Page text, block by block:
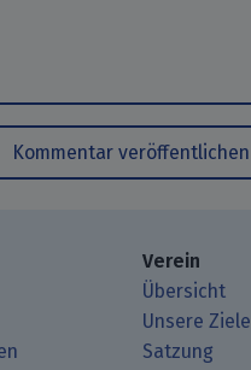
Kommentar veröffentlichen
Verein
Übersicht
Unsere Ziele
Satzung